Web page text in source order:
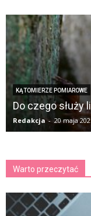
KĄTOMIERZE POMIAROWE
Do czego służy
Redakcja - 20 maja
Warto przeczytać